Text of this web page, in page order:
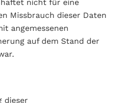
haftet nicht für eine
Missbrauch dieser Daten
angemessenen
auf dem Stand der
dieser